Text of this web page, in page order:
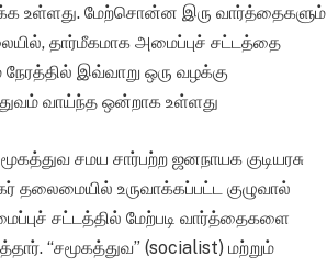
உள்ளது. மேற்சொன்ன இரு வார்த்தைகளும்
தார்மீகமாக அமைப்புச் சட்டத்தை
இவ்வாறு ஒரு வழக்கு
வாய்ந்த ஒன்றாக உள்ளது
சமய சார்பற்ற ஜனநாயக குடியரசு
தலைமையில் உருவாக்கப்பட்ட குழுவால்
சட்டத்தில் மேற்படி வார்த்தைகளை
“சமூகத்துவ” (socialist) மற்றும்